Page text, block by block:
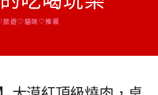
旅遊♡貓咪♡推薦